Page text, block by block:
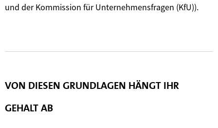
und der Kommission für Unternehmensfragen (KfU)).
VON DIESEN GRUNDLAGEN HÄNGT IHR
GEHALT AB